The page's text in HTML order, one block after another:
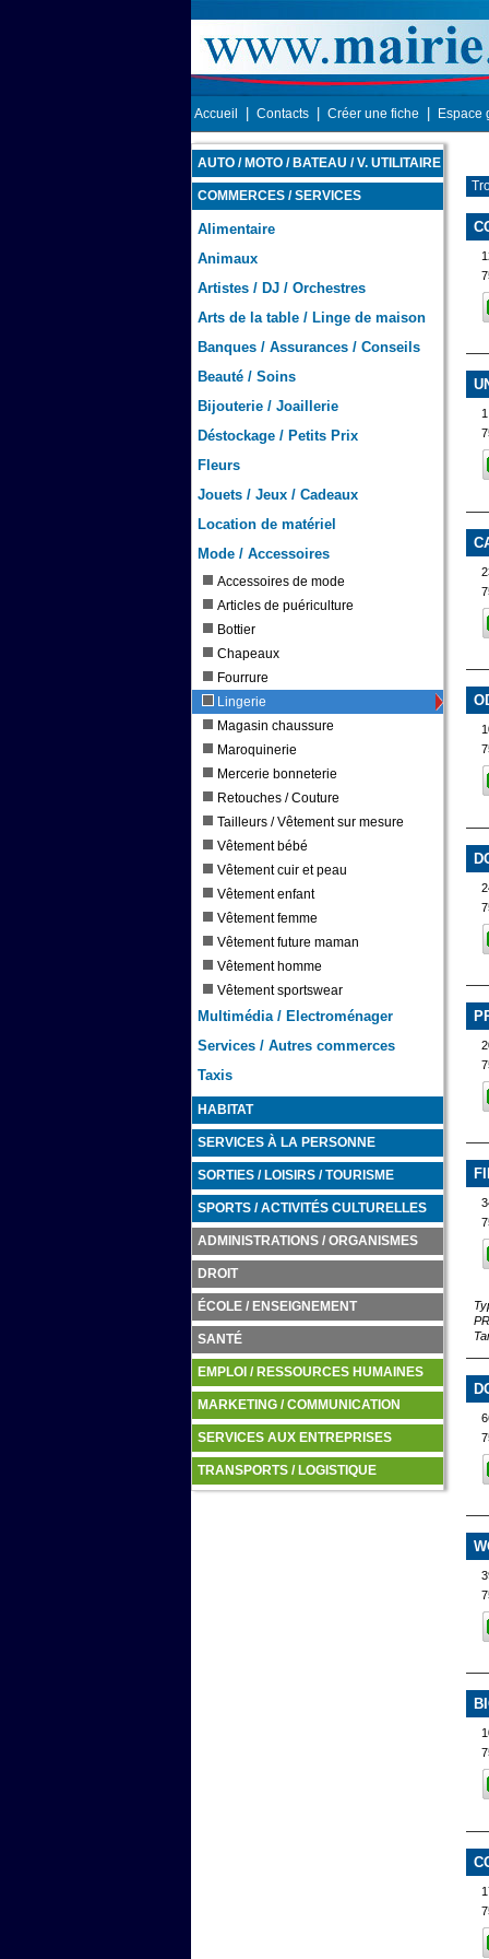
Accueil Contacts Créer une fiche Espace
AUTO / MOTO / BATEAU / V. UTILITAIRE
COMMERCES / SERVICES
Alimentaire
Animaux
Artistes / DJ / Orchestres
Arts de la table / Linge de maison
Banques / Assurances / Conseils
Beauté / Soins
Bijouterie / Joaillerie
Déstockage / Petits Prix
Fleurs
Jouets / Jeux / Cadeaux
Location de matériel
Mode / Accessoires
Accessoires de mode
Articles de puériculture
Bottier
Chapeaux
Fourrure
Lingerie
Magasin chaussure
Maroquinerie
Mercerie bonneterie
Retouches / Couture
Tailleurs / Vêtement sur mesure
Vêtement bébé
Vêtement cuir et peau
Vêtement enfant
Vêtement femme
Vêtement future maman
Vêtement homme
Vêtement sportswear
Multimédia / Electroménager
Services / Autres commerces
Taxis
HABITAT
SERVICES À LA PERSONNE
SORTIES / LOISIRS / TOURISME
SPORTS / ACTIVITÉS CULTURELLES
ADMINISTRATIONS / ORGANISMES
DROIT
ÉCOLE / ENSEIGNEMENT
SANTÉ
EMPLOI / RESSOURCES HUMAINES
MARKETING / COMMUNICATION
SERVICES AUX ENTREPRISES
TRANSPORTS / LOGISTIQUE